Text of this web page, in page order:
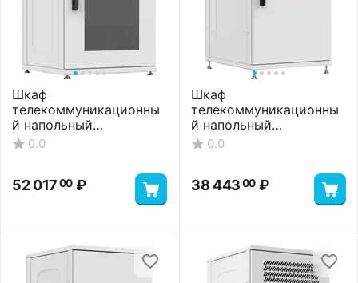
Шкаф
телекоммуникационны
й напольный
ШТНП-22U-600-1000-
0.0
52 01700 ₽
Шкаф
телекоммуникационны
й напольный
ШТНП-22U-600-600-М-
0.0
38 44300 ₽